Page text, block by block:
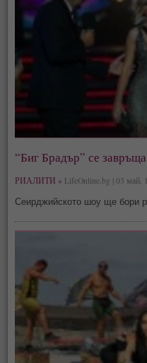
“Биг Брадър” се
РИАЛИТИ » LifeOnline.bg | 03 май,
Сеирджийското шоу ще бори